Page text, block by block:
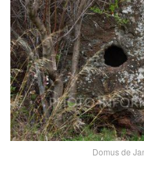
Domus de